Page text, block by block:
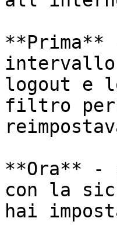
**Prima**
intervallo
logout e
filtro
**Ora** -
con la
hai